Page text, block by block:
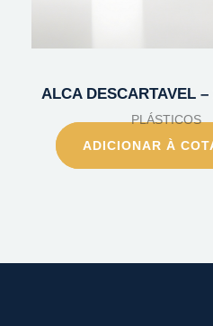
ALCA DESCARTAVEL –
PLÁSTICOS
ADICIONAR À